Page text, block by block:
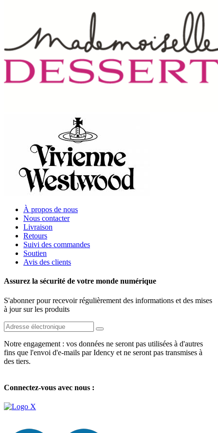
À propos de nous
Nous contacter
Livraison
Retours
Suivi des commandes
Soutien
Avis des clients
Assurez la sécurité de votre monde numérique
S'abonner pour recevoir régulièrement des informations et des mises
à jour sur les produits
Notre engagement : vos données ne seront pas utilisées à d'autres
fins que l'envoi d'e-mails par Idency et ne seront pas transmises à
des tiers.
Connectez-vous avec nous :